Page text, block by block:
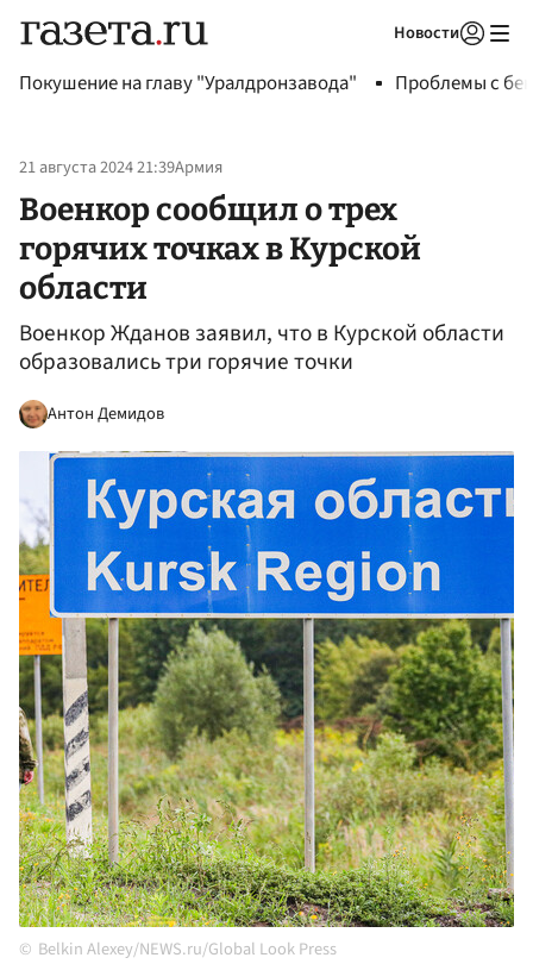
Новости
Покушение на главу "Уралдронзавода" Проблемы с
21 августа 2024 21:39Армия
Военкор сообщил о трех
горячих точках в Курской
области
Военкор Жданов заявил, что в Курской области
образовались три горячие точки
Антон Демидов
Belkin Alexey/NEWS.ru/Global Look Press